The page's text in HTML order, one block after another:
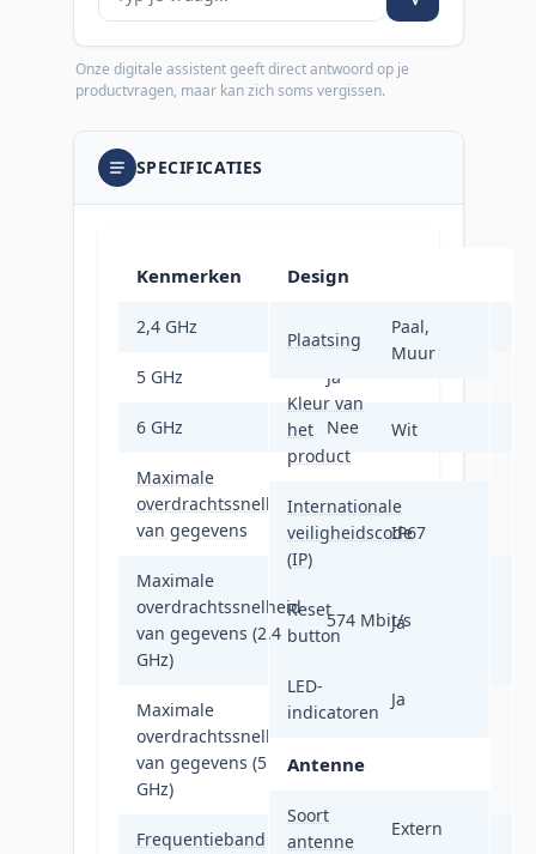
Onze digitale assistent geeft direct antwoord op je
productvragen, maar kan zich soms vergissen.
SPECIFICATIES
Kenmerken
2,4 GHz
5 GHz Ja
6 GHz Nee
Maximale
overdrachtssnelheid
van gegevens
1800 Mbit/s
Maximale
overdrachtssnelheid
van gegevens (2.4
GHz)
574 Mbit/s
Maximale
overdrachtssnelheid
van gegevens (5
GHz)
Frequentieband 2.4 - 5 GHz
Design
Plaatsing
Paal,
Muur
Kleur van
het
product
Wit
Internationale
veiligheidscode
(IP)
IP67
Reset
button
Ja
LED-
indicatoren
Ja
Antenne
Soort
antenne
Extern